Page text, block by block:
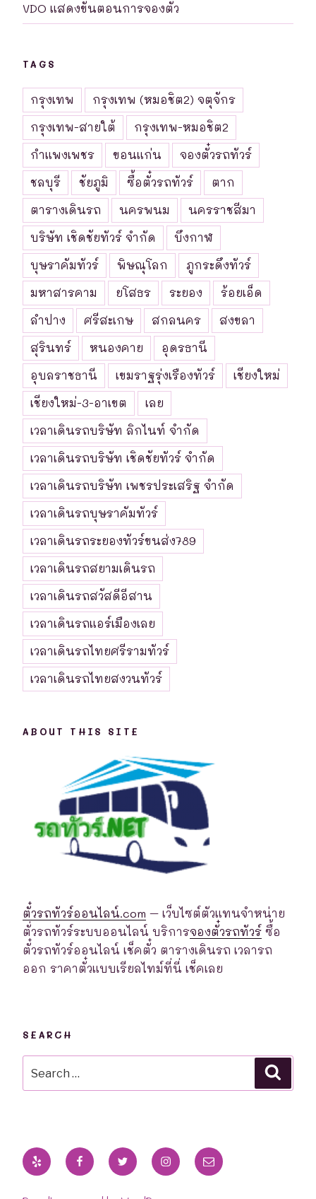
VDO แสดงขันตอนการจองตั๋ว
TAGS
กรุงเทพ
กรุงเทพ (หมอชิต2) จตุจักร
กรุงเทพ-สายใต้
กรุงเทพ-หมอชิต2
กำแพงเพชร
ขอนแก่น
จองตั๋วรถทัวร์
ชลบุรี
ชัยภูมิ ซื้อตั๋วรถทัวร์
ตาก
ตารางเดินรถ
นครพนม
นครราชสีมา
บริษัท เชิดชัยทัวร์ จำกัด
บึงกาฬ
บุษราคัมทัวร์
พิษณุโลก
ภูกระดึงทัวร์
มหาสารคาม
ยโสธร ระยอง
ร้อยเอ็ด
ลำปาง
ศรีสะเกษ สกลนคร
สงขลา
สุรินทร์
หนองคาย
อุดรธานี
อุบลราชธานี
เขมราฐรุ่งเรืองทัวร์
เชียงใหม่
เชียงใหม่-3-อาเขต
เลย
เวลาเดินรถบริษัท ลิกไนท์ จำกัด
เวลาเดินรถบริษัท เชิดชัยทัวร์ จำกัด
เวลาเดินรถบริษัท เพชรประเสริฐ จำกัด
เวลาเดินรถบุษราคัมทัวร์
เวลาเดินรถระยองทัวร์ขนส่ง789
เวลาเดินรถสยามเดินรถ
เวลาเดินรถสวัสดีอีสาน
เวลาเดินรถแอร์เมืองเลย
เวลาเดินรถไทยศรีรามทัวร์
เวลาเดินรถไทยสงวนทัวร์
ABOUT THIS SITE
ตั๋วรถทัวร์ออนไลน์.com – เว็บไซต์ตัวแทนจำหน่าย
ตั่วรถทัวร์ระบบออนไลน์ บริการจองตั๋วรถทัวร์ ซื้อ
ตั๋วรถทัวร์ออนไลน์ เช็คตั๋ว ตารางเดินรถ เวลารถ
ออก ราคาตั๋วแบบเรียลไทม์ที่นี่ เช็คเลย
SEARCH
for:
Yelp FacebookTwitter InstagramEmail